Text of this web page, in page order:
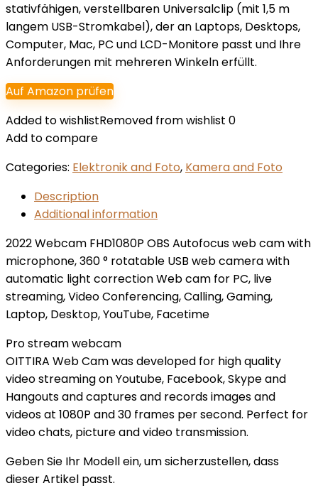
stativfähigen, verstellbaren Universalclip (mit 1,5 m
langem USB-Stromkabel), der an Laptops, Desktops,
Computer, Mac, PC und LCD-Monitore passt und Ihre
Anforderungen mit mehreren Winkeln erfüllt.
Auf Amazon prüfen
Added to wishlistRemoved from wishlist 0
Add to compare
Categories: Elektronik and Foto, Kamera and Foto
Description
Additional information
2022 Webcam FHD1080P OBS Autofocus web cam with
microphone, 360 ° rotatable USB web camera with
automatic light correction Web cam for PC, live
streaming, Video Conferencing, Calling, Gaming,
Laptop, Desktop, YouTube, Facetime
Pro stream webcam
OITTIRA Web Cam was developed for high quality
video streaming on Youtube, Facebook, Skype and
Hangouts and captures and records images and
videos at 1080P and 30 frames per second. Perfect for
video chats, picture and video transmission.
Geben Sie Ihr Modell ein, um sicherzustellen, dass
dieser Artikel passt.